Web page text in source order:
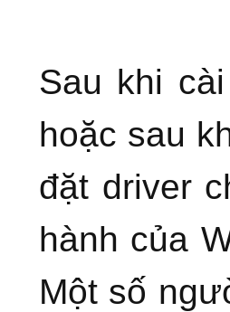
Sau khi
hoặc sau
đặt driver
hành của
Một số